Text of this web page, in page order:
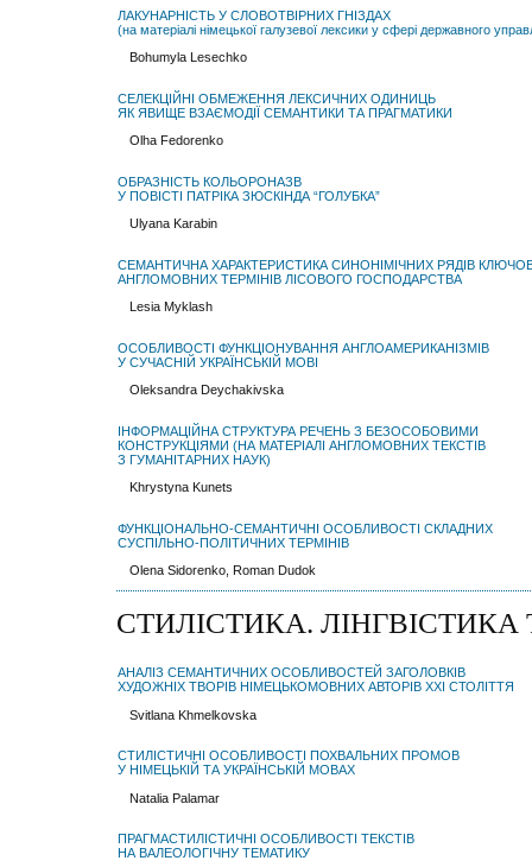
ЛАКУНАРНІСТЬ У СЛОВОТВІРНИХ ГНІЗДАХ
(на матеріалі німецької галузевої лексики у сфері державного
Bohumyla Lesechko
СЕЛЕКЦІЙНІ ОБМЕЖЕННЯ ЛЕКСИЧНИХ ОДИНИЦЬ
ЯК ЯВИЩЕ ВЗАЄМОДІЇ СЕМАНТИКИ ТА ПРАГМАТИКИ
Olha Fedorenko
ОБРАЗНІСТЬ КОЛЬОРОНАЗВ
У ПОВІСТІ ПАТРІКА ЗЮСКІНДА “ГОЛУБКА”
Ulyana Karabin
СЕМАНТИЧНА ХАРАКТЕРИСТИКА СИНОНІМІЧНИХ РЯДІВ
АНГЛОМОВНИХ ТЕРМІНІВ ЛІСОВОГО ГОСПОДАРСТВА
Lesia Myklash
ОСОБЛИВОСТІ ФУНКЦІОНУВАННЯ АНГЛОАМЕРИКАНІЗМІВ
У СУЧАСНІЙ УКРАЇНСЬКІЙ МОВІ
Oleksandra Deychakivska
ІНФОРМАЦІЙНА СТРУКТУРА РЕЧЕНЬ З БЕЗОСОБОВИМИ
КОНСТРУКЦІЯМИ (НА МАТЕРІАЛІ АНГЛОМОВНИХ ТЕКСТІВ
З ГУМАНІТАРНИХ НАУК)
Khrystyna Kunets
ФУНКЦІОНАЛЬНО-СЕМАНТИЧНІ ОСОБЛИВОСТІ СКЛАДНИХ
СУСПІЛЬНО-ПОЛІТИЧНИХ ТЕРМІНІВ
Olena Sidorenko, Roman Dudok
СТИЛІСТИКА. ЛІНГВІСТИКА
АНАЛІЗ СЕМАНТИЧНИХ ОСОБЛИВОСТЕЙ ЗАГОЛОВКІВ
ХУДОЖНІХ ТВОРІВ НІМЕЦЬКОМОВНИХ АВТОРІВ XXI СТОЛІТТЯ
Svitlana Khmelkovska
СТИЛІСТИЧНІ ОСОБЛИВОСТІ ПОХВАЛЬНИХ ПРОМОВ
У НІМЕЦЬКІЙ ТА УКРАЇНСЬКІЙ МОВАХ
Natalia Palamar
ПРАГМАСТИЛІСТИЧНІ ОСОБЛИВОСТІ ТЕКСТІВ
НА ВАЛЕОЛОГІЧНУ ТЕМАТИКУ